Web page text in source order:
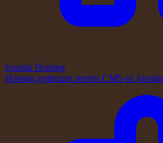
Joomla Hosting
Hosting optimizat pentru CMS-ul Joomla